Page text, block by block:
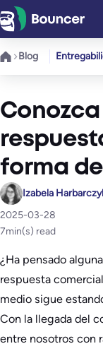
Saltar
al
contenido
Blog
forma
Izabela
2025-03-28
7min(s) read
¿Ha pensado
respuesta
medio sigue
Con la llegada del
entre nosotros con